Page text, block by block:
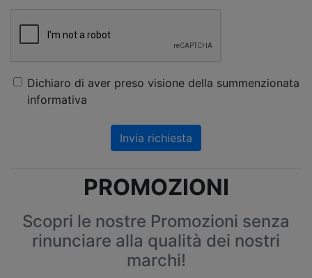
Dichiaro di aver preso visione della summenzionata
informativa
Invia richiesta
PROMOZIONI
Scopri le nostre Promozioni senza
rinunciare alla qualità dei nostri
marchi!